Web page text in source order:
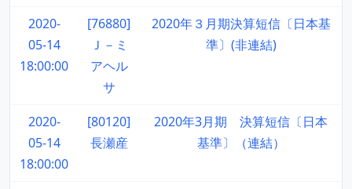
2020-
05-14
18:00:00
[76880]
Ｊ－ミ
アヘル
サ
2020年３月期決算短信〔日本基
準〕(非連結)
2020-
05-14
18:00:00
[80120]
長瀬産
2020年3月期 決算短信〔日本
基準〕（連結）